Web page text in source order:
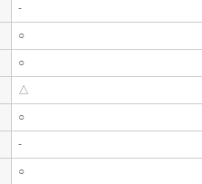
-
○
○
△
○
-
○